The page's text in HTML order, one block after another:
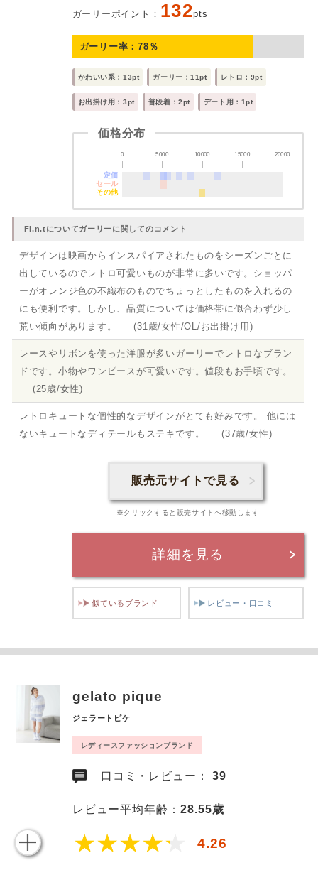
ガーリーポイント： 132pts
ガーリー率：78 ％
かわいい系：13pt ガーリー：11pt レトロ：9pt
お出掛け用：3pt 普段着：2pt デート用：1pt
価格分布
0 5000 10000 15000 20000
定価
セール
その他
Fi.n.tについてガーリーに関してのコメント
デザインは映画からインスパイアされたものをシーズンごとに
出しているのでレトロ可愛いものが非常に多いです。ショッパ
ーがオレンジ色の不織布のものでちょっとしたものを入れるの
にも便利です。しかし、品質については価格帯に似合わず少し
荒い傾向があります。 (31歳/女性/OL/お出掛け用)
レースやリボンを使った洋服が多いガーリーでレトロなブラン
ドです。小物やワンピースが可愛いです。値段もお手頃です。
(25歳/女性)
レトロキュートな個性的なデザインがとても好みです。 他には
ないキュートなディテールもステキです。 (37歳/女性)
販売元サイトで見る
※クリックすると販売サイトへ移動します
詳細を見る
似ているブランド レビュー・口コミ
gelato pique
ジェラートピケ
レディースファッションブランド
口コミ・レビュー：39
レビュー平均年齢：28.55歳
4.26